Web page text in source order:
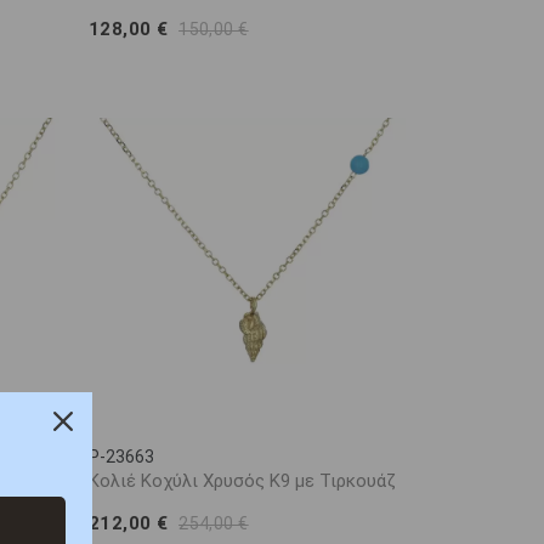
128,00 € 150,00 €
P-23663
Κολιέ Κοχύλι Χρυσός Κ9 με Τιρκουάζ
212,00 € 254,00 €